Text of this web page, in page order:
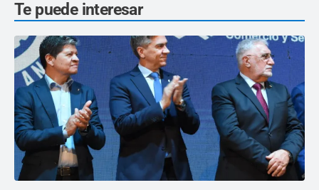
Te puede interesar